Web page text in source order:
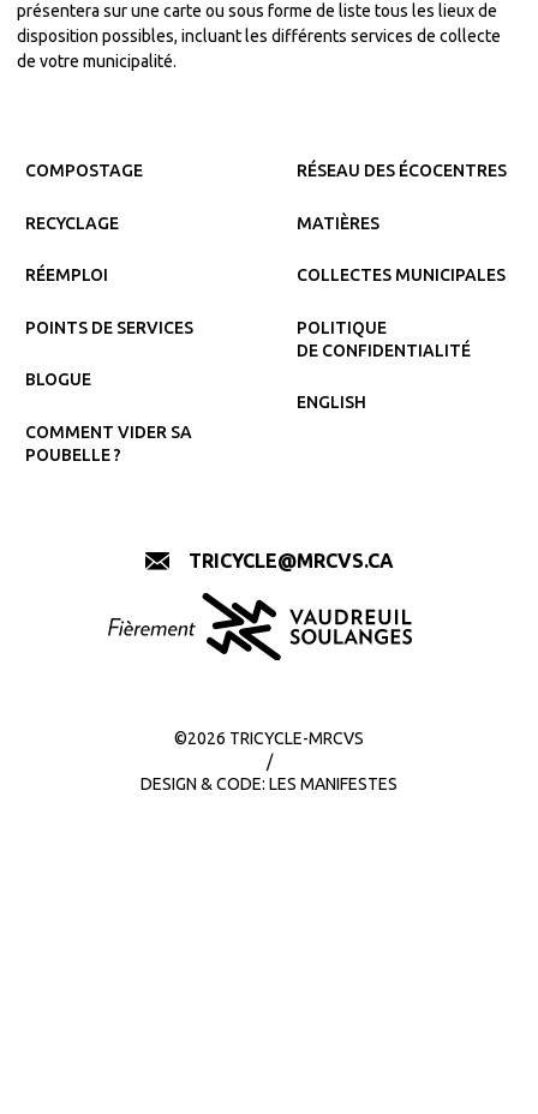
présentera sur une carte ou sous forme de liste tous les lieux de
disposition possibles, incluant les différents services de collecte
de votre municipalité.
COMPOSTAGE
RECYCLAGE
RÉEMPLOI
POINTS DE SERVICES
BLOGUE
COMMENT VIDER SA
POUBELLE ?
RÉSEAU DES ÉCOCENTRES
MATIÈRES
COLLECTES MUNICIPALES
POLITIQUE
DE CONFIDENTIALITÉ
ENGLISH
TRICYCLE@MRCVS.CA
©2026 TRICYCLE-MRCVS
/
DESIGN & CODE: LES MANIFESTES